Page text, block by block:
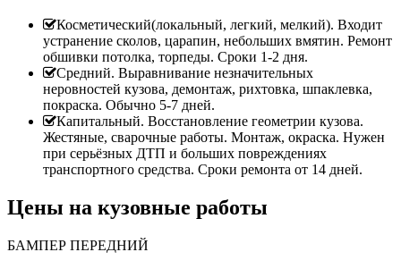
Косметический(локальный, легкий, мелкий). Входит
устранение сколов, царапин, небольших вмятин. Ремонт
обшивки потолка, торпеды. Сроки 1-2 дня.
Средний. Выравнивание незначительных
неровностей кузова, демонтаж, рихтовка, шпаклевка,
покраска. Обычно 5-7 дней.
Капитальный. Восстановление геометрии кузова.
Жестяные, сварочные работы. Монтаж, окраска. Нужен
при серьёзных ДТП и больших повреждениях
транспортного средства. Сроки ремонта от 14 дней.
Цены на кузовные работы
БАМПЕР ПЕРЕДНИЙ